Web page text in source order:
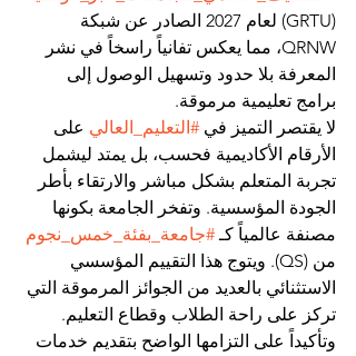
(GRTU) لعام 2027 الصادر عن شبكة
QRNW، مما يعكس تفانياً راسخاً في نشر
المعرفة بلا حدود وتسهيل الوصول إلى
برامج تعليمية مرموقة.
لا يقتصر التميز في #التعليم_العالي على
الأرقام الأكاديمية فحسب، بل يمتد ليشمل
تجربة المتعلم بشكل مباشر والارتقاء بأطر
الجودة المؤسسية. وتفخر الجامعة بكونها
مصنفة عالمياً كـ #جامعة_بفئة_خمس_نجوم
من (QS). ويتوج هذا التقييم المؤسسي
الاستثنائي بالعديد من الجوائز المرموقة التي
تركز على راحة الطلاب وقطاع التعليم.
وتأكيداً على التزامها الواضح بتقديم خدمات